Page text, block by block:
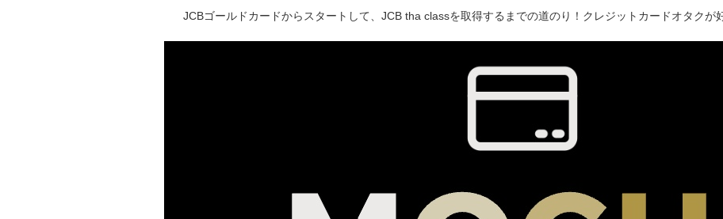
JCBゴールドカードからスタートして、JCB tha classを取得するまでの道のり！クレジットカードオタクが